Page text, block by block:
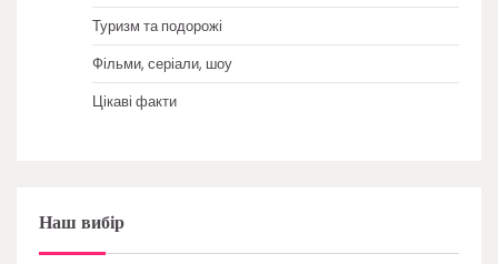
Туризм та подорожі
Фільми, серіали, шоу
Цікаві факти
Наш вибір